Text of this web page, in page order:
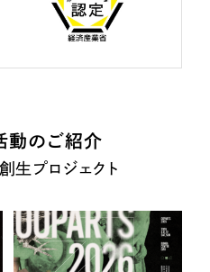
動のご紹介
生プロジェクト